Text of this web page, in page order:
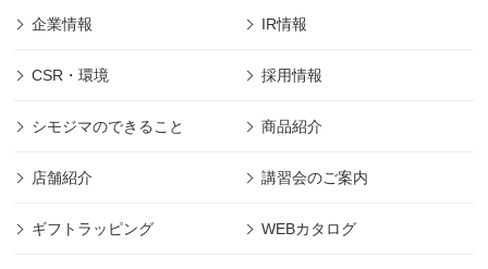
企業情報 IR情報
CSR・環境 採用情報
シモジマのできること 商品紹介
店舗紹介 講習会のご案内
ギフトラッピング WEBカタログ